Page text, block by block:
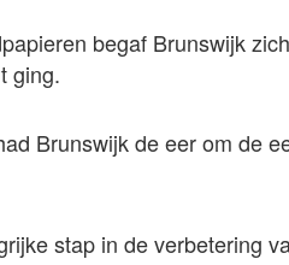
begaf Brunswijk
ging.
Brunswijk de eer om de
stap in de verbetering